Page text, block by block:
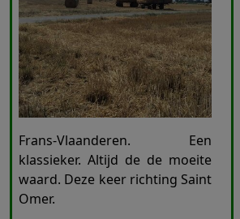
Frans-Vlaanderen. Een
klassieker. Altijd de de moeite
waard. Deze keer richting Saint
Omer.